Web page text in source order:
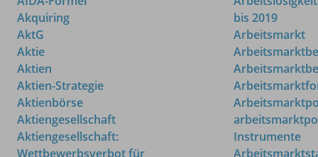
Akquiring
AktG
Aktie
Aktien
Aktien-Strategie
Aktienbörse
Aktiengesellschaft
Aktiengesellschaft:
Wettbewerbsverbot für
bis 2019
Arbeitsmarkt
Instrumente